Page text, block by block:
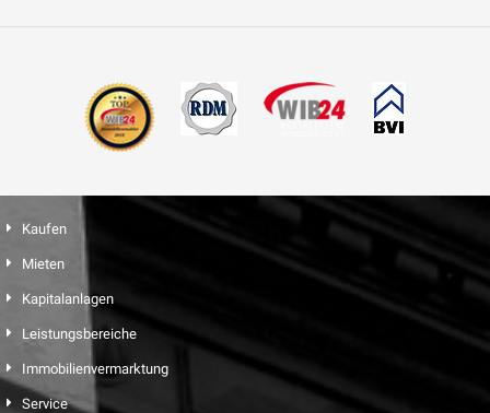
Kaufen
Mieten
Kapitalanlagen
Leistungsbereiche
Immobilienvermarktung
Service